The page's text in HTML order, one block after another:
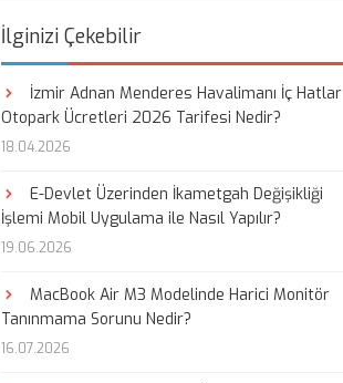
İlginizi Çekebilir
İzmir Adnan Menderes Havalimanı İç Hatlar
Otopark Ücretleri 2026 Tarifesi Nedir?
18.04.2026
E-Devlet Üzerinden İkametgah Değişikliği
İşlemi Mobil Uygulama ile Nasıl Yapılır?
19.06.2026
MacBook Air M3 Modelinde Harici Monitör
Tanınmama Sorunu Nedir?
16.07.2026